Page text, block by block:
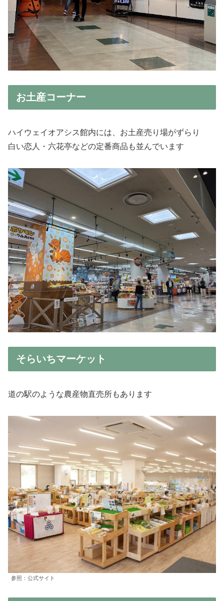
お土産コーナー
ハイウェイオアシス館内には、お土産売り場がずらり
白い恋人・六花亭などの定番商品も並んでいます
そらいちマーケット
道の駅のような農産物直売所もあります
参照：公式サイト